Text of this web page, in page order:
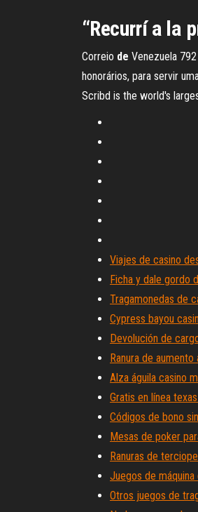
“Recurrí a la
Correio de Venezuela
honorários, para servir
Scribd is the world's
Viajes de casino
Ficha y dale gordo
Tragamonedas de
Cypress bayou
Devolución de
Ranura de
Alza águila casino
Gratis en línea
Códigos de bono
Mesas de poker
Ranuras de
Juegos de
Otros juegos de